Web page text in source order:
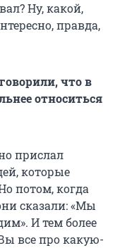
Ну, какой,
правда,
что в
относиться
прислал
которые
потом, когда
сказали: «Мы
И тем более
все про какую-